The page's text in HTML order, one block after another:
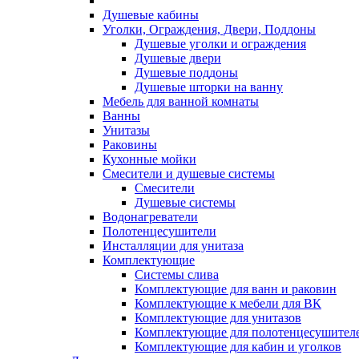
Душевые кабины
Уголки, Ограждения, Двери, Поддоны
Душевые уголки и ограждения
Душевые двери
Душевые поддоны
Душевые шторки на ванну
Мебель для ванной комнаты
Ванны
Унитазы
Раковины
Кухонные мойки
Смесители и душевые системы
Смесители
Душевые системы
Водонагреватели
Полотенцесушители
Инсталляции для унитаза
Комплектующие
Системы слива
Комплектующие для ванн и раковин
Комплектующие к мебели для ВК
Комплектующие для унитазов
Комплектующие для
Комплектующие для кабин и уголков